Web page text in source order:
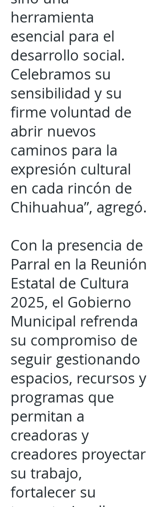
herramienta
esencial para el
desarrollo social.
Celebramos su
sensibilidad y su
firme voluntad de
abrir nuevos
caminos para la
expresión cultural
en cada rincón de
Chihuahua”, agregó.
Con la presencia de
Parral en la Reunión
Estatal de Cultura
2025, el Gobierno
Municipal refrenda
su compromiso de
seguir gestionando
espacios, recursos y
programas que
permitan a
creadoras y
creadores proyectar
su trabajo,
fortalecer su